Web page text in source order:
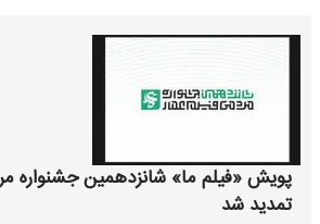
پویش «فیلم ما» شانزدهمین جشنواره
تمدید شد